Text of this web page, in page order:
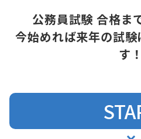
公務員試験 合格ま
今始めれば来年の試
す！